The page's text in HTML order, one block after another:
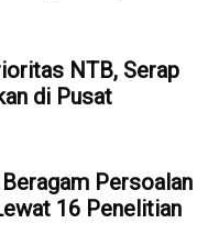
NTB, Serap
di Pusat
Persoalan
16 Penelitian